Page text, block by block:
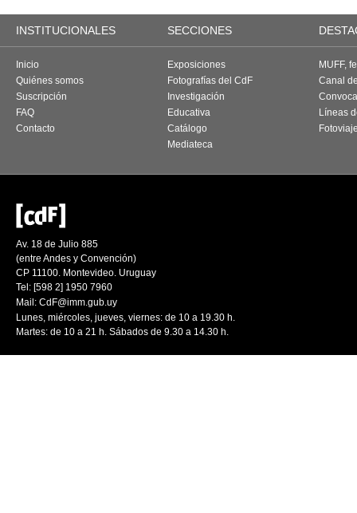
INSTITUCIONALES SECCIONES
Inicio
Quiénes somos
Suscripción
FAQ
Contacto
Exposiciones
Fotografías del CdF
Investigación
Educativa
Catálogo
Mediateca
MUFF,
Canal
Líneas
Av. 18 de Julio 885
(entre Andes y Convención)
CP 11100. Montevideo. Uruguay
Tel: [598 2] 1950 7960
Mail: CdF@imm.gub.uy
Lunes, miércoles, jueves, viernes: de 10 a 19.30 h.
Martes: de 10 a 21 h. Sábados de 9.30 a 14.30 h.